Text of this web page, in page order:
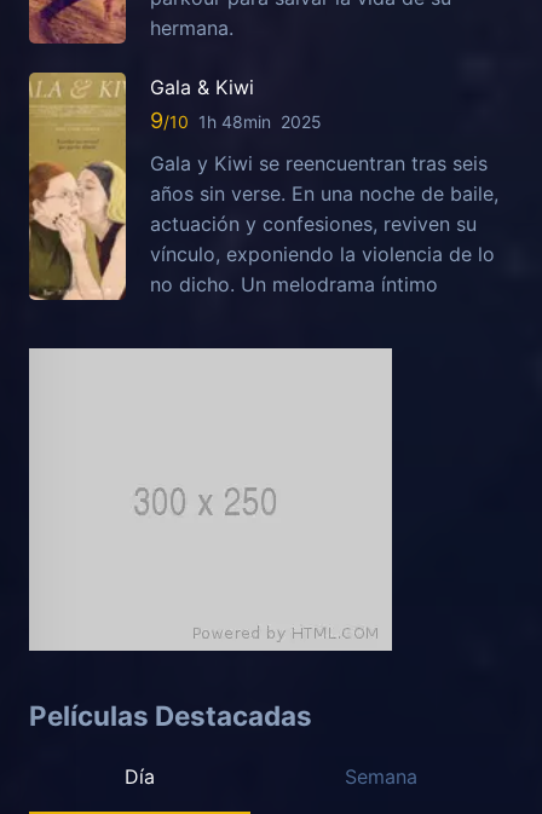
hermana.
Gala & Kiwi
9 1h 48min 2025
Gala y Kiwi se reencuentran tras seis
años sin verse. En una noche de baile,
actuación y confesiones, reviven su
vínculo, exponiendo la violencia de lo
no dicho. Un melodrama íntimo
Películas Destacadas
Día Semana